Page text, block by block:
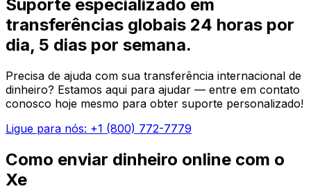
Suporte especializado em
transferências globais 24 horas por
dia, 5 dias por semana.
Precisa de ajuda com sua transferência internacional de
dinheiro? Estamos aqui para ajudar — entre em contato
conosco hoje mesmo para obter suporte personalizado!
Ligue para nós: +1 (800) 772-7779
Como enviar dinheiro online com o
Xe